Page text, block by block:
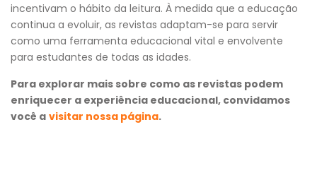
incentivam o hábito da leitura. À medida que a educação
continua a evoluir, as revistas adaptam-se para servir
como uma ferramenta educacional vital e envolvente
para estudantes de todas as idades.
Para explorar mais sobre como as revistas podem
enriquecer a experiência educacional, convidamos
você a visitar nossa página.